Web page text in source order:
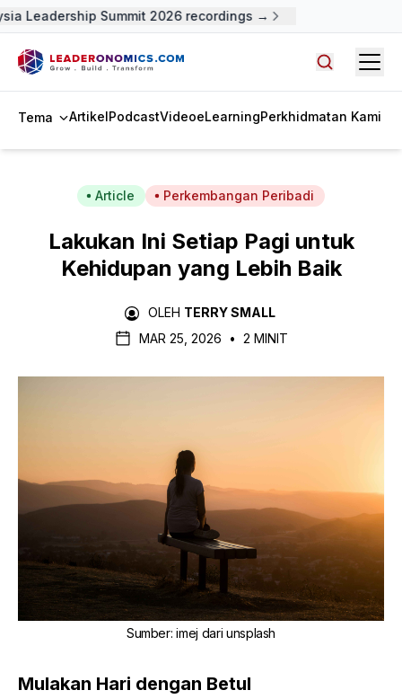
Leadership Summit 2026 recordings →
Tema ArtikelPodcastVideoeLearningPerkhidmatan Kami
Article Perkembangan Peribadi
Lakukan Ini Setiap Pagi untuk
Kehidupan yang Lebih Baik
OLEH TERRY SMALL
MAR 25, 2026
• 2 MINIT
Sumber: imej dari unsplash
Mulakan Hari dengan Betul